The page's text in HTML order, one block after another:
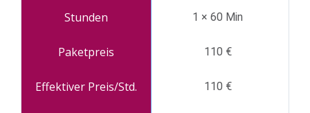
1 × 60 Min
110 €
110 €